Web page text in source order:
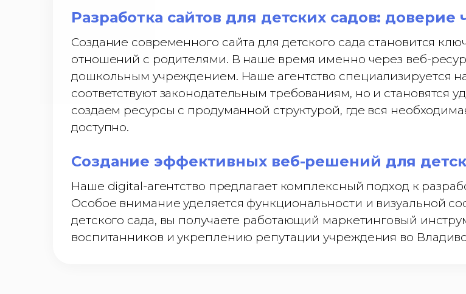
Разработка сайтов для детских садов:
Создание современного сайта для детского сада становится
отношений с родителями. В наше время именно через веб-
дошкольным учреждением. Наше агентство специализируется
соответствуют законодательным требованиям, но и
создаем ресурсы с продуманной структурой, где вся
доступно.
Создание эффективных веб-решений для
Наше digital-агентство предлагает комплексный подход к
Особое внимание уделяется функциональности и визуальной
детского сада, вы получаете работающий маркетинговый
воспитанников и укреплению репутации учреждения во